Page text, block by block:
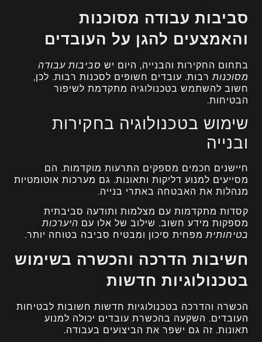
סביבות עבודה מסוכנות
והאמצעים להגן על העובדים
בתחום החקירות והבנייה, היום יש סביבות עבודה
מסוכנות רבות. עובדים חשופים לסכנות רבות. לכן,
חשוב להשתמש בטכנולוגיה מתקדמת לשיפור
הבטיחות.
שימוש בטכנולוגיה בחקירות
ובנייה
חיישנים חכמים מספקים התרעות מוקדמות. הם
מסייעים למנוע דליקות ותאונות. גם מערכות אוטומטיות
מנהלות את האבטחה באתרי בנייה.
קסדות מתקדמות עם מצלמות ותודעה סביבתית
מספקות מידע חשוב. שילוב של אלו עם היערכות
בטיחותיתמפחית סיכון ומבטיח סביבה בטוחה יותר.
חשיבות הדרכה והכשרה בשימוש
בטכנולוגיות חדשות
הכשרה והדרכה בטכנולוגיות חדשות חשובות לבטיחות
העובדים. השקעה בהכשרת עובדים יכולה למנוע
תאונות. זה גם ישפר את הביצועים בעבודה.